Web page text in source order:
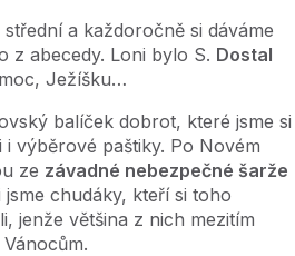
a každoročně si dáváme
z abecedy. Loni bylo S. Dostal
Ježíšku…
balíček dobrot, které jsme si
výběrové paštiky. Po Novém
ze závadné nebezpečné šarže
jsme chudáky, kteří si toho
jenže většina z nich mezitím